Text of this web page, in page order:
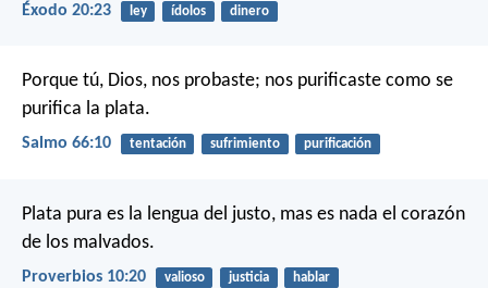
Éxodo 20:23 ley ídolos dinero
Porque tú, Dios, nos probaste; nos purificaste como se
purifica la plata.
Salmo 66:10 tentación sufrimiento purificación
Plata pura es la lengua del justo, mas es nada el corazón
de los malvados.
Proverbios 10:20 valioso justicia hablar